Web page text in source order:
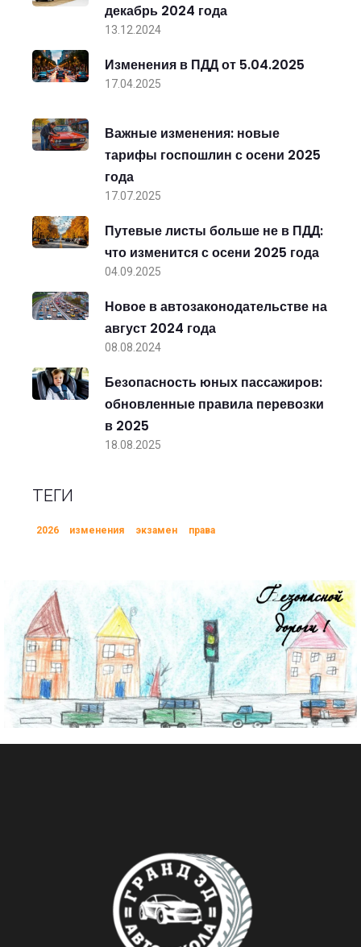
декабрь 2024 года
13.12.2024
Изменения в ПДД от 5.04.2025
17.04.2025
Важные изменения: новые
тарифы госпошлин с осени 2025
года
17.07.2025
Путевые листы больше не в ПДД:
что изменится с осени 2025 года
04.09.2025
Новое в автозаконодательстве на
август 2024 года
08.08.2024
Безопасность юных пассажиров:
обновленные правила перевозки
в 2025
18.08.2025
ТЕГИ
2026 изменения экзамен права